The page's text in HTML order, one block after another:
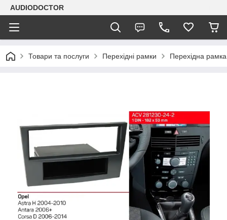
AUDIODOCTOR
Товари та послуги Перехідні рамки Перехідна